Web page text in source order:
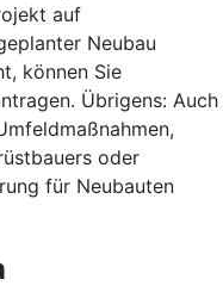
auf
Neubau
können Sie
Übrigens: Auch
oder
für Neubauten